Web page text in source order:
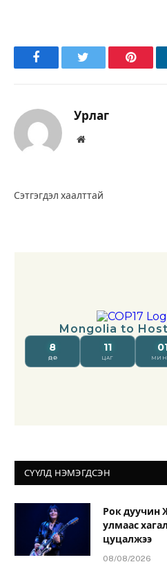
FacebookTwitter
Урлаг
Вэбсайт
Сэтгэгдэл хаалттай
СҮҮЛД НЭМЭГДСЭН
Рок дуучин
улмаас
цуцалжээ
08/08/2026